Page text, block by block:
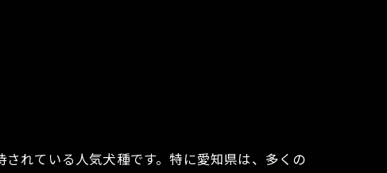
れている人気犬種です。特に愛知県は、多くの